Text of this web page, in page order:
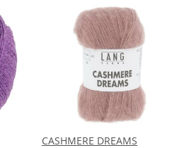
CASHMERE DREAMS